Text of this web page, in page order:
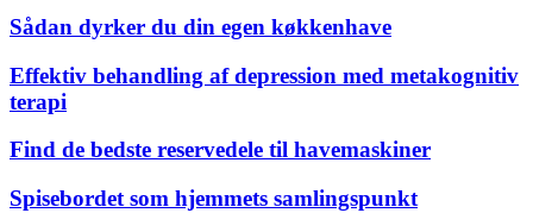
Sådan dyrker du din egen køkkenhave
Effektiv behandling af depression med metakognitiv
terapi
Find de bedste reservedele til havemaskiner
Spisebordet som hjemmets samlingspunkt